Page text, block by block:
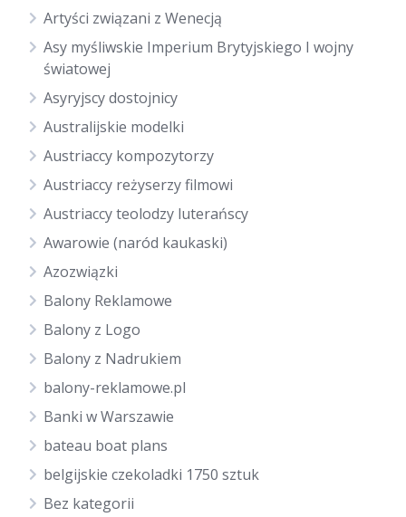
Artyści związani z Wenecją
Asy myśliwskie Imperium Brytyjskiego I wojny
światowej
Asyryjscy dostojnicy
Australijskie modelki
Austriaccy kompozytorzy
Austriaccy reżyserzy filmowi
Austriaccy teolodzy luterańscy
Awarowie (naród kaukaski)
Azozwiązki
Balony Reklamowe
Balony z Logo
Balony z Nadrukiem
balony-reklamowe.pl
Banki w Warszawie
bateau boat plans
belgijskie czekoladki 1750 sztuk
Bez kategorii